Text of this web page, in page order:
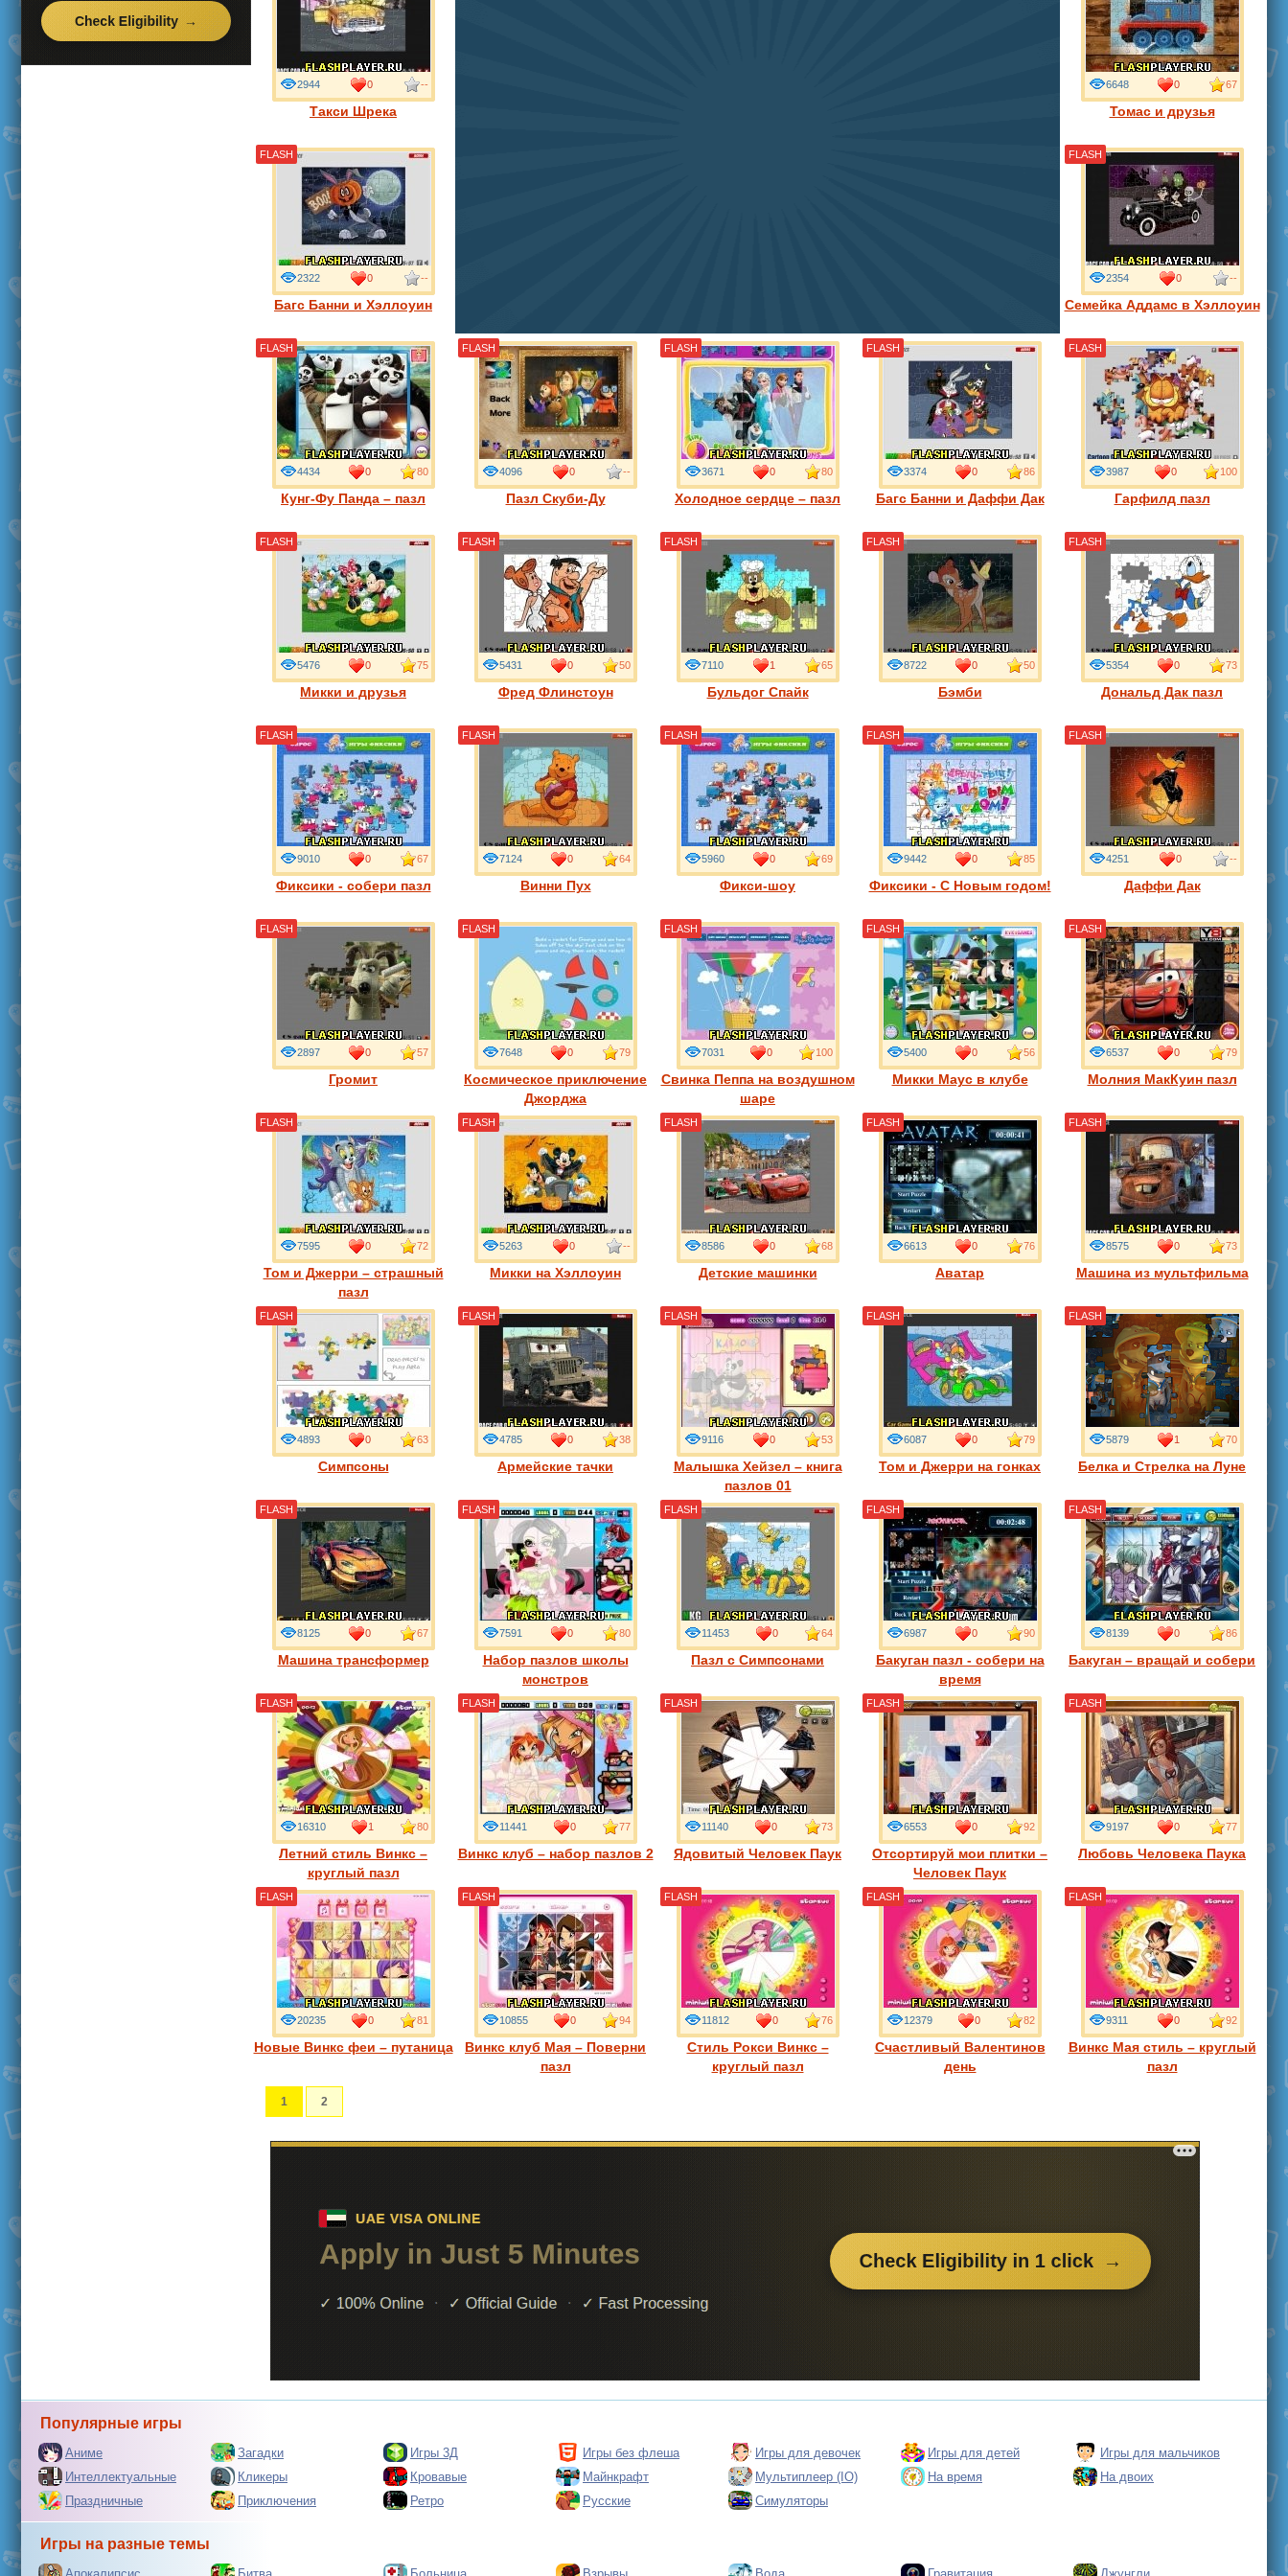
Такси Шрека
2944 0 --
Томас и друзья
6648 0 67
Багс Банни и Хэллоуин
2322 0 --
FLASH
Семейка Аддамс в Хэллоуин
2354 0 --
FLASH
Кунг-Фу Панда – пазл
4434 0 80
FLASH
Пазл Скуби-Ду
4096 0 --
FLASH
Холодное сердце – пазл
3671 0 80
FLASH
Багс Банни и Даффи Дак
3374 0 86
FLASH
Гарфилд пазл
3987 0 100
FLASH
Микки и друзья
5476 0 75
FLASH
Фред Флинстоун
5431 0 50
FLASH
Бульдог Спайк
7110 1 65
FLASH
Бэмби
8722 0 50
FLASH
Дональд Дак пазл
5354 0 73
FLASH
Фиксики - собери пазл
9010 0 67
FLASH
Винни Пух
7124 0 64
FLASH
Фикси-шоу
5960 0 69
FLASH
Фиксики - С Новым годом!
9442 0 85
FLASH
Даффи Дак
4251 0 --
FLASH
Громит
2897 0 57
FLASH
Космическое приключение
Джорджа
7648 0 79
FLASH
Свинка Пеппа на воздушном
шаре
7031 0 100
FLASH
Микки Маус в клубе
5400 0 56
FLASH
Молния МакКуин пазл
6537 0 79
FLASH
Том и Джерри – страшный
пазл
7595 0 72
FLASH
Микки на Хэллоуин
5263 0 --
FLASH
Детские машинки
8586 0 68
FLASH
Аватар
6613 0 76
FLASH
Машина из мультфильма
8575 0 73
FLASH
Симпсоны
4893 0 63
FLASH
Армейские тачки
4785 0 38
FLASH
Малышка Хейзел – книга
пазлов 01
9116 0 53
FLASH
Том и Джерри на гонках
6087 0 79
FLASH
Белка и Стрелка на Луне
5879 1 70
FLASH
Машина трансформер
8125 0 67
FLASH
Набор пазлов школы
монстров
7591 0 80
FLASH
Пазл с Симпсонами
11453 0 64
FLASH
Бакуган пазл - собери на
время
6987 0 90
FLASH
Бакуган – вращай и собери
8139 0 86
FLASH
Летний стиль Винкс –
круглый пазл
16310 1 80
FLASH
Винкс клуб – набор пазлов 2
11441 0 77
FLASH
Ядовитый Человек Паук
11140 0 73
FLASH
Отсортируй мои плитки –
Человек Паук
6553 0 92
FLASH
Любовь Человека Паука
9197 0 77
FLASH
Новые Винкс феи – путаница
20235 0 81
FLASH
Винкс клуб Мая – Поверни
пазл
10855 0 94
FLASH
Стиль Рокси Винкс –
круглый пазл
11812 0 76
FLASH
Счастливый Валентинов
день
12379 0 82
FLASH
Винкс Мая стиль – круглый
пазл
9311 0 92
FLASH
1 2
Популярные игры
Аниме Загадки Игры 3Д Игры без флеша Игры для девочек Игры для детей
Игры для мальчиков
Интеллектуальные
Кликеры Кровавые Майнкрафт Мультиплеер (IO) На время
На двоих
Праздничные
Приключения Ретро Русские Симуляторы
Игры на разные темы